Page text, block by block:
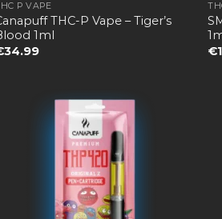
P VAPE
THC-P Vape – Tiger’s
1ml
34.99
€